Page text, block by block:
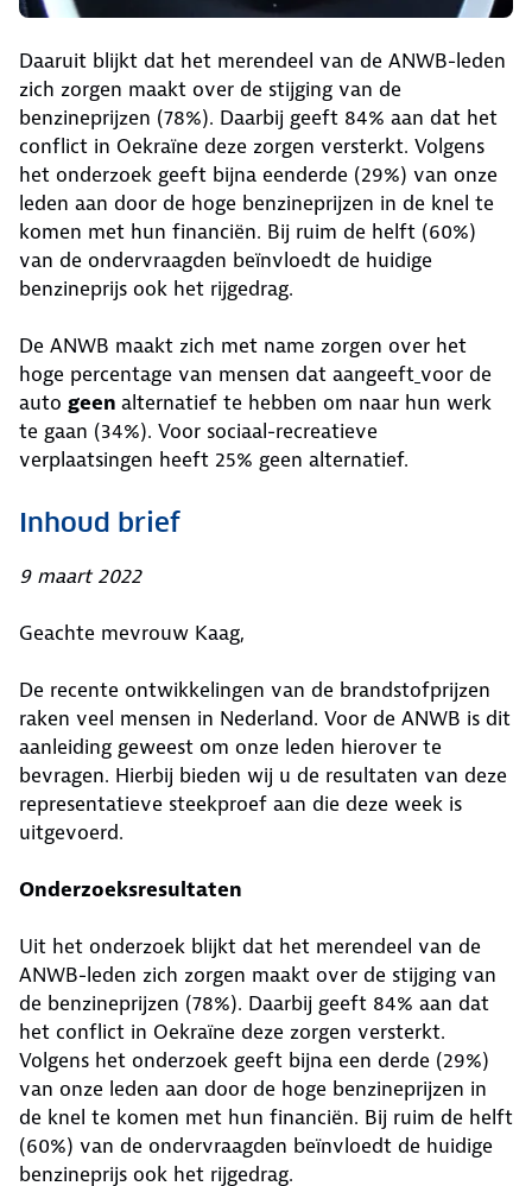
Daaruit blijkt dat het merendeel van de ANWB-leden
zich zorgen maakt over de stijging van de
benzineprijzen (78%). Daarbij geeft 84% aan dat het
conflict in Oekraïne deze zorgen versterkt. Volgens
het onderzoek geeft bijna eenderde (29%) van onze
leden aan door de hoge benzineprijzen in de knel te
komen met hun financiën. Bij ruim de helft (60%)
van de ondervraagden beïnvloedt de huidige
benzineprijs ook het rijgedrag.
De ANWB maakt zich met name zorgen over het
hoge percentage van mensen dat aangeeft voor de
auto geen alternatief te hebben om naar hun werk
te gaan (34%). Voor sociaal-recreatieve
verplaatsingen heeft 25% geen alternatief.
Inhoud brief
9 maart 2022
Geachte mevrouw Kaag,
De recente ontwikkelingen van de brandstofprijzen
raken veel mensen in Nederland. Voor de ANWB is dit
aanleiding geweest om onze leden hierover te
bevragen. Hierbij bieden wij u de resultaten van deze
representatieve steekproef aan die deze week is
uitgevoerd.
Onderzoeksresultaten
Uit het onderzoek blijkt dat het merendeel van de
ANWB-leden zich zorgen maakt over de stijging van
de benzineprijzen (78%). Daarbij geeft 84% aan dat
het conflict in Oekraïne deze zorgen versterkt.
Volgens het onderzoek geeft bijna een derde (29%)
van onze leden aan door de hoge benzineprijzen in
de knel te komen met hun financiën. Bij ruim de helft
(60%) van de ondervraagden beïnvloedt de huidige
benzineprijs ook het rijgedrag.